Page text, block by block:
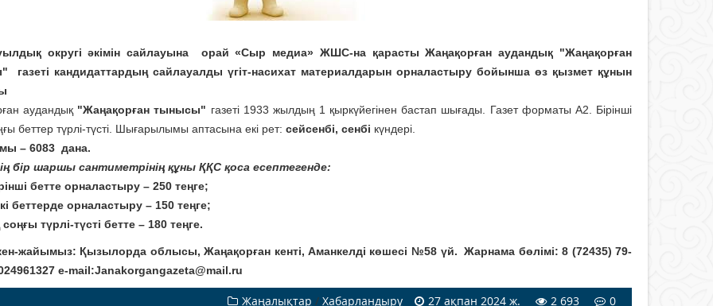
округі әкімін сайлауына орай «Сыр медиа» ЖШС-на қарасты Жаңақорған аудандық "Жаңақорған
газеті кандидаттардың сайлауалды үгіт-насихат материалдарын орналастыру бойынша өз қызмет құнын
аудандық "Жаңақорған тынысы" газеті 1933 жылдың 1 қыркүйегінен бастап шығады. Газет форматы А2. Бірінші
беттер түрлі-түсті. Шығарылымы аптасына екі рет: сейсенбі, сенбі күндері.
– 6083 дана.
бір шаршы сантиметрінің құны ҚҚС қоса есептегенде:
бетте орналастыру – 250 теңге;
беттерде орналастыру – 150 теңге;
соңғы түрлі-түсті бетте – 180 теңге.
Қызылорда облысы, Жаңақорған кенті, Аманкелді көшесі №58 үй. Жарнама бөлімі: 8 (72435) 79-
e-mail:Janakorgangazeta@mail.ru
Жаңалықтар / Хабарландыру 27 ақпан 2024 ж. 2 693 0